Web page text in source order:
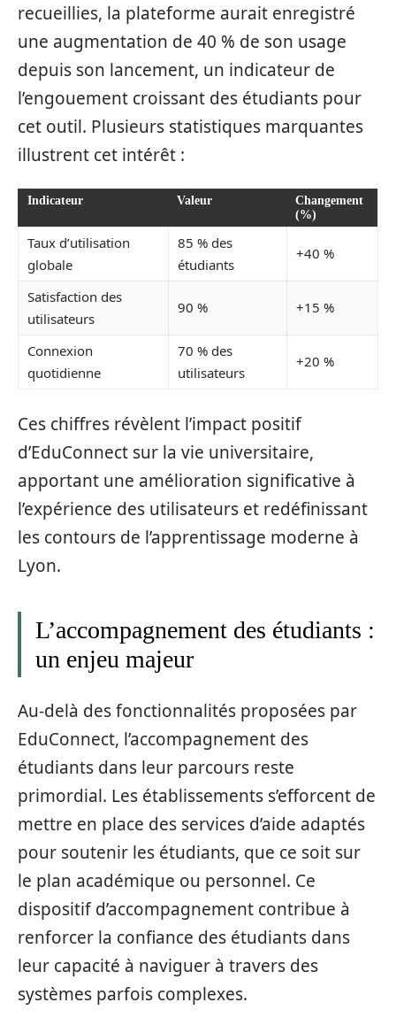
recueillies, la plateforme aurait enregistré
une augmentation de 40 % de son usage
depuis son lancement, un indicateur de
l’engouement croissant des étudiants pour
cet outil. Plusieurs statistiques marquantes
illustrent cet intérêt :
Indicateur Valeur
Changement
(%)
Taux d’utilisation
globale
85 % des
étudiants
+40 %
Satisfaction des
utilisateurs
90 % +15 %
Connexion
quotidienne
70 % des
utilisateurs
+20 %
Ces chiffres révèlent l’impact positif
d’EduConnect sur la vie universitaire,
apportant une amélioration significative à
l’expérience des utilisateurs et redéfinissant
les contours de l’apprentissage moderne à
Lyon.
L’accompagnement des étudiants :
un enjeu majeur
Au-delà des fonctionnalités proposées par
EduConnect, l’accompagnement des
étudiants dans leur parcours reste
primordial. Les établissements s’efforcent de
mettre en place des services d’aide adaptés
pour soutenir les étudiants, que ce soit sur
le plan académique ou personnel. Ce
dispositif d’accompagnement contribue à
renforcer la confiance des étudiants dans
leur capacité à naviguer à travers des
systèmes parfois complexes.